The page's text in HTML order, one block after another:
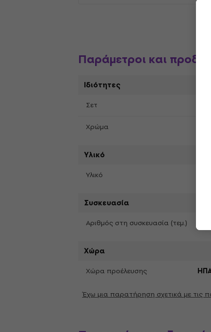
Παράμετροι και
Ιδιότητες
Σετ
Χρώμα
Υλικό
Υλικό
Συσκευασία
Αριθμός στη συσκευασία (τεμ.)
Χώρα
Χώρα προέλευσης
Έχω μια παρατήρηση σχετικά με τις